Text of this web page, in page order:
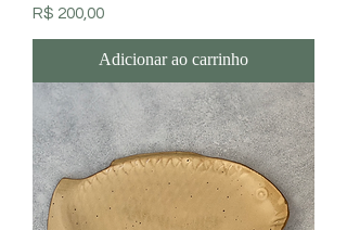
Preço
R$ 200,00
Adicionar ao carrinho